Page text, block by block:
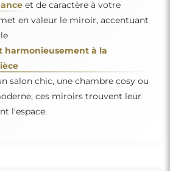
miroirs que nous pouvons
cm
de
individuelle. Nous vous
demande accompagnée du
:boutique@alfaram.fr.